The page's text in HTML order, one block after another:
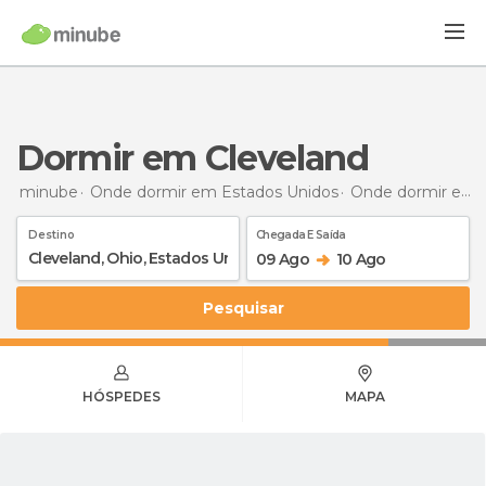
Dormir em Cleveland
minube Onde dormir em Estados Unidos Onde dormir em Ohio
Destino Chegada E Saída
09 Ago 10 Ago
Pesquisar
HÓSPEDES MAPA